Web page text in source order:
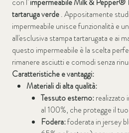
con l'impermeabile Milk & Pepper®
tartaruga verde. Appositamente
impermeabile unisce funzionalità e
all'esclusiva stampa tartarugata e ai
questo impermeabile è la scelta
rimanere asciutti e comodi senza
Caratteristiche e vantaggi:
Materiali di alta qualità:
Tessuto esterno:realizzato
al 100%, che protegge il
Fodera:foderata in jersey